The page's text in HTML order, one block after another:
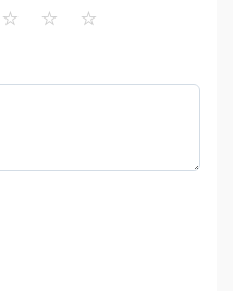
⭐ ⭐ ⭐